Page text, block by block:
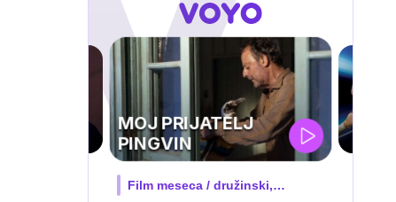
UEFA
SUPERPOKAL
V živo na VOYO: sreda ob 20.30